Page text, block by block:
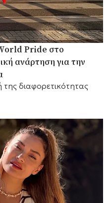
Pride στο
ανάρτηση για την
διαφορετικότητας